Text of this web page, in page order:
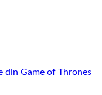
din Game of Thrones